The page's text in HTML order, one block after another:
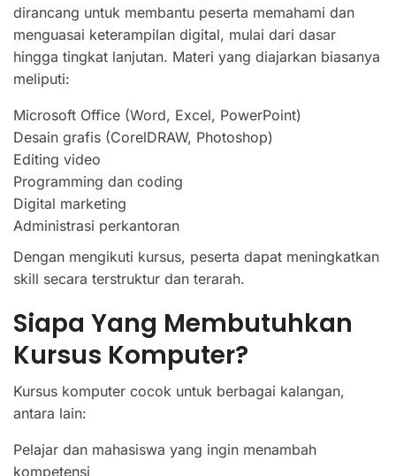
dirancang untuk membantu peserta memahami dan
menguasai keterampilan digital, mulai dari dasar
hingga tingkat lanjutan. Materi yang diajarkan biasanya
meliputi:
Microsoft Office (Word, Excel, PowerPoint)
Desain grafis (CorelDRAW, Photoshop)
Editing video
Programming dan coding
Digital marketing
Administrasi perkantoran
Dengan mengikuti kursus, peserta dapat meningkatkan
skill secara terstruktur dan terarah.
Siapa Yang Membutuhkan
Kursus Komputer?
Kursus komputer cocok untuk berbagai kalangan,
antara lain:
Pelajar dan mahasiswa yang ingin menambah
kompetensi